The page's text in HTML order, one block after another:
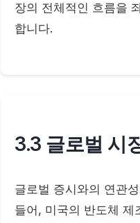
장의 전체적인 흐름을
합니다.
3.3 글로벌 시
글로벌 증시와의 연관
들어, 미국의 반도체